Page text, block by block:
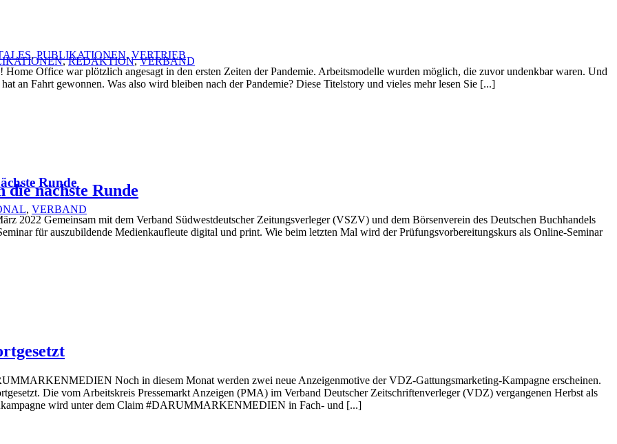
,PUBLIKATIONEN,VERTRIEB
,REDAKTION,VERBAND
Home Office war plötzlich angesagt in den ersten Zeiten der Pandemie. Arbeitsmodelle wurden möglich, die zuvor undenkbar waren. Und
an Fahrt gewonnen. Was also wird bleiben nach der Pandemie? Diese Titelstory und vieles mehr lesen Sie [...]
Runde
, VERBAND
nächste Runde
2022 Gemeinsam mit dem Verband Südwestdeutscher Zeitungsverleger (VSZV) und dem Börsenverein des Deutschen Buchhandels
für auszubildende Medienkaufleute digital und print. Wie beim letzten Mal wird der Prüfungsvorbereitungskurs als Online-Seminar
Noch in diesem Monat werden zwei neue Anzeigenmotive der VDZ-Gattungsmarketing-Kampagne erscheinen.
Die vom Arbeitskreis Pressemarkt Anzeigen (PMA) im Verband Deutscher Zeitschriftenverleger (VDZ) vergangenen Herbst als
wird unter dem Claim #DARUMMARKENMEDIEN in Fach- und [...]